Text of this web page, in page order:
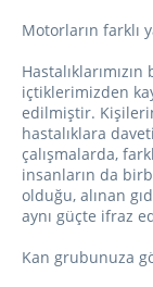
Motorların farklı
içtiklerimizden
edilmiştir.
hastalıklara
çalışmalarda,
insanların da
olduğu, alınan
aynı güçte ifraz
Kan grubunuza